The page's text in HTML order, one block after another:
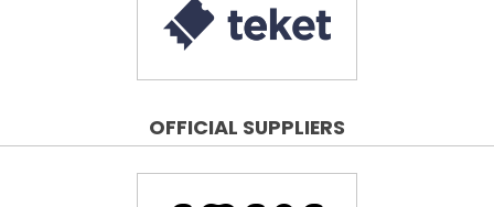
OFFICIAL SUPPLIERS